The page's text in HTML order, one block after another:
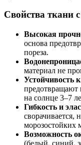
Свойства ткани
Высокая
основа
пореза.
материал не
Устойчивость
предотвращают
на солнце 3–7
Гибкость и
сворачивается,
морозостойких
Возможность